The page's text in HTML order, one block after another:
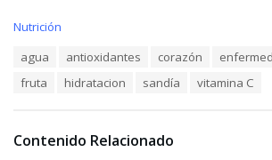
C
i
Nutrición
agua antioxidantes corazón
fruta
hidratacion sandía vitamina C
Contenido Relacionado